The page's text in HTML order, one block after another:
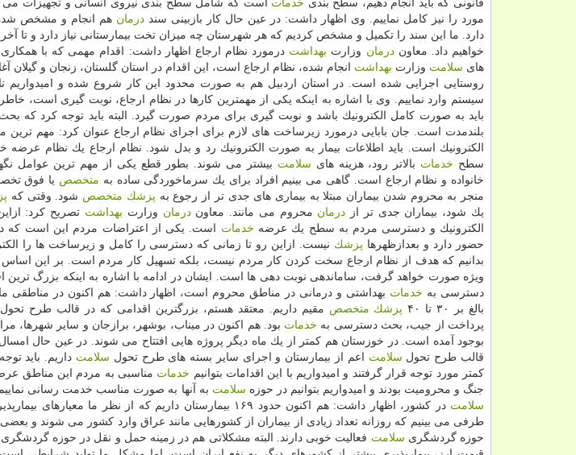
قانونی كه باید انجام دهیم، ‏سطح بندی خدمات است كه شامل سطح بندی نیروی انسانی و تجهیزات می
مورد را ‏نیز كامل نماییم.‏ وی اظهار داشت: در عین حال كار بازبینی سند درمان هم انجام و مشخص شده
دارد. ما این سند را تكمیل و مشخص كردیم كه هر شهرستان چه میزان تخت بیمارستانی نیاز دارد و تا
خواهیم داد. معاوندرمان وزارت بهداشت درمورد نظام ارجاع اظهار داشت: اقدام مهمی كه با
های سلامت وزارت بهداشت انجام شده، نظام ارجاع است، این اقدام در استان گلستان، زنجان و
روستایی اجرایی شده است. در استان اردبیل هم به صورت محدود این كار شروع شده و ‏امیدواریم
سیستم وارد نماییم.‏ وی با اشاره به اینكه یكی از مهمترین كارها در نظام ارجاع، نوبت گیری است،
باید به صورت كامل ‏الكترونیك باشد و نوبت گیری برای مردم صورت گیرد.‏ البته باید توجه كرد كه
بلندمدت است. جان بابایی درمورد زیرساخت های لازم برای اجرای نظام ارجاع عنوان كرد: مهم
الكترونیك است. باید اطلاعات بیمار به صورت الكترونیك رد و بدل شود. نظام ارجاع یك نظام
سطح خدمات بالاتر رود، هزینه های سلامت بیشتر می شوند. بطور قطع یكی از مهم ترین عوامل
خانواده و نظام ارجاع است. گاهی می بینیم افراد برای یك سرماخوردگی ساده به متخصص یا فوق
منجر به محروم شدن بیماران مبتلا به بیماری های جدی تر از رجوع به پزشك متخصص شود. وقتی كه
یك شود، بیماران جدی تر از درمان محروم می مانند. معاوندرمان وزارت بهداشت تصریح كرد:
الكترونیك و دسترسی مردم به سطح یك عرضه خدمات است. یكی از اعتراضات مردم این است كه
حضور دارد و بعدازظهرها پزشك نیست. ازاین رو تا زمانی كه دسترسی را كامل و زیرساخت ها را
بدانیم كه هدف از نظام ارجاع سخت كردن كار مردم نیست، بلكه تسهیل كار مردم است. بر این اساس
ویژه صورت خواهد گرفت، ساماندهی نوبت دهی ها است. ایشان در ادامه با اشاره به اینكه بزرگ ترین
دسترسی به خدمات بهداشتی و درمانی در مناطق محروم است، اظهار داشت: هم اكنون در مناطقی
بالغ بر ۳۰ تا ۴۰
پزشك متخصص مقیم داریم. معتقد هستم، بزرگترین اقدامی كه در قالب طرح
پرداخت از جیب، بحث دسترسی به خدمات
بوجود آمده است. در خوزستان هم كمتر از یك ماه دیگر پروژه هایی افتتاح می شوند. در عین حال
قالب طرح تحول سلامت اعم از بیمارستان و اجرای سایر بسته های طرح تحول سلامت داریم. باید
كمتر مورد توجه قرار گرفتند و امیدواریم با این اقدامات بتوانیم خدمات مناسبی به مردم این مناطق
جنگ و محرومیت بودند و امیدواریم بتوانیم در حوزه سلامت به آنها به صورت مناسب خدمت رسانی
سلامت در كشور، اظهار داشت: هم اكنون حدود ۱۶۹ بیمارستان داریم كه از نظر ما معیارهای بیمارپذیری گردشگری
طرفی می بینیم كه روزانه تعداد زیادی از بیماران از كشورهایی مانند عراق وارد كشور می شوند و بعضی
حوزه گردشگری سلامت فعالیت خوبی دارند. البته مشكلاتی هم در زمینه حمل و نقل در حوزه گردشگری